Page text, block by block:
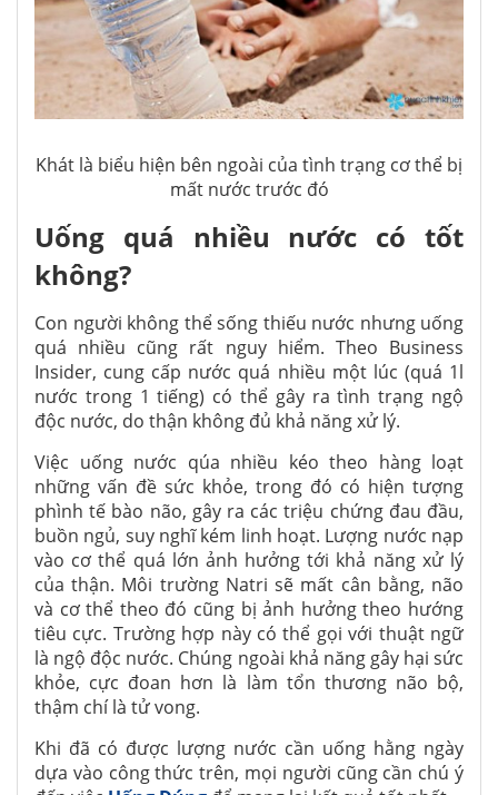
Khát là biểu hiện bên ngoài của tình trạng cơ thể bị
mất nước trước đó
Uống quá nhiều nước có tốt
không?
Con người không thể sống thiếu nước nhưng uống
quá nhiều cũng rất nguy hiểm. Theo Business
Insider, cung cấp nước quá nhiều một lúc (quá 1l
nước trong 1 tiếng) có thể gây ra tình trạng ngộ
độc nước, do thận không đủ khả năng xử lý.
Việc uống nước qúa nhiều kéo theo hàng loạt
những vấn đề sức khỏe, trong đó có hiện tượng
phình tế bào não, gây ra các triệu chứng đau đầu,
buồn ngủ, suy nghĩ kém linh hoạt. Lượng nước nạp
vào cơ thể quá lớn ảnh hưởng tới khả năng xử lý
của thận. Môi trường Natri sẽ mất cân bằng, não
và cơ thể theo đó cũng bị ảnh hưởng theo hướng
tiêu cực. Trường hợp này có thể gọi với thuật ngữ
là ngộ độc nước. Chúng ngoài khả năng gây hại sức
khỏe, cực đoan hơn là làm tổn thương não bộ,
thậm chí là tử vong.
Khi đã có được lượng nước cần uống hằng ngày
dựa vào công thức trên, mọi người cũng cần chú ý